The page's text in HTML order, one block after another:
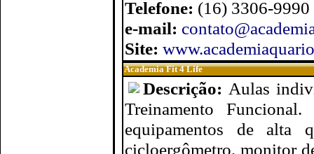
Telefone: (16) 3306-9990
e-mail:
Site:
Academia Fit 4 Life
Descrição: Aulas
Treinamento
equipamentos de alta
cicloergômetro, monitor